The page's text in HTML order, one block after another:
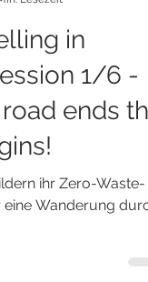
Lesezeit
in
1/6 -
ends the
ihr Zero-Waste-
Wanderung